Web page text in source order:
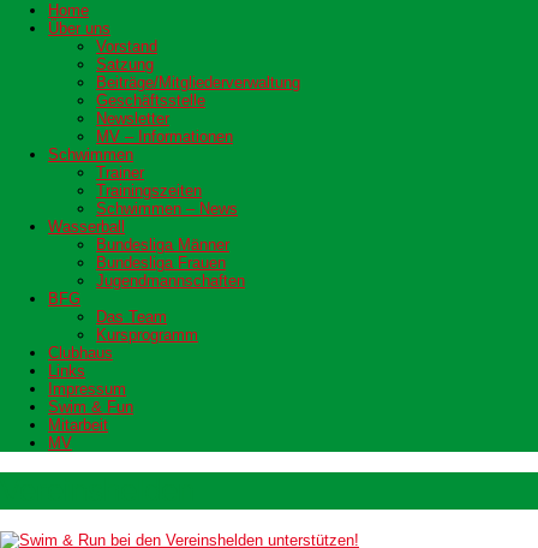
Home
Über uns
Vorstand
Satzung
Beiträge/Mitgliederverwaltung
Geschäftsstelle
Newsletter
MV – Informationen
Schwimmen
Trainer
Trainingszeiten
Schwimmen – News
Wasserball
Bundesliga Männer
Bundesliga Frauen
Jugendmannschaften
BFG
Das Team
Kursprogramm
Clubhaus
Links
Impressum
Swim & Fun
Mitarbeit
MV